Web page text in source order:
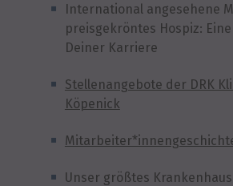
International angesehene
preisgekröntes Hospiz:
Deiner Karriere
Stellenangebote der DRK
Köpenick
Unser größtes